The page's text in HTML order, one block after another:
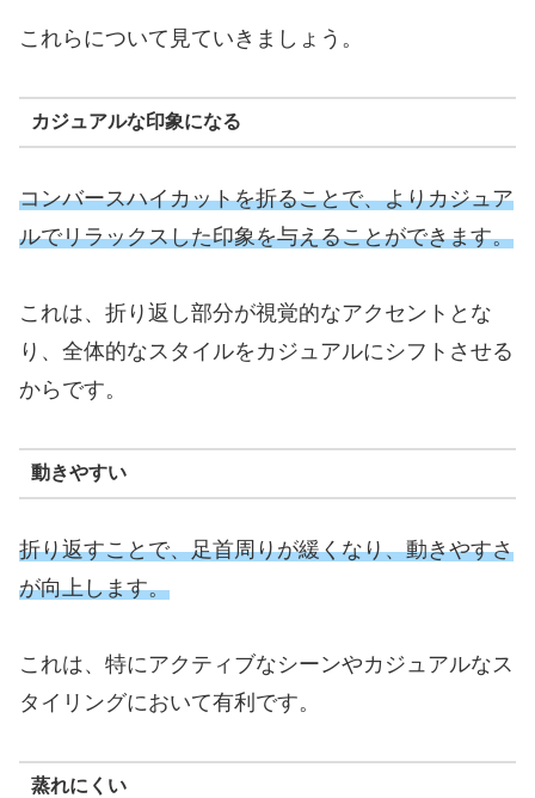
これらについて見ていきましょう。
カジュアルな印象になる
コンバースハイカットを折ることで、よりカジュア
ルでリラックスした印象を与えることができます。
これは、折り返し部分が視覚的なアクセントとな
り、全体的なスタイルをカジュアルにシフトさせる
からです。
動きやすい
折り返すことで、足首周りが緩くなり、動きやすさ
が向上します。
これは、特にアクティブなシーンやカジュアルなス
タイリングにおいて有利です。
蒸れにくい